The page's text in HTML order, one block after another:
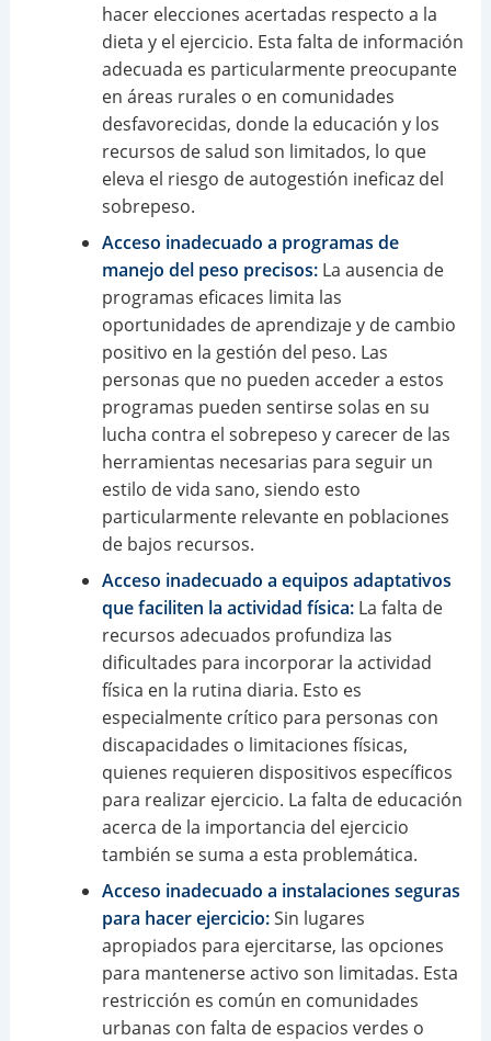
hacer elecciones acertadas respecto a la
dieta y el ejercicio. Esta falta de información
adecuada es particularmente preocupante
en áreas rurales o en comunidades
desfavorecidas, donde la educación y los
recursos de salud son limitados, lo que
eleva el riesgo de autogestión ineficaz del
sobrepeso.
Acceso inadecuado a programas de
manejo del peso precisos:La ausencia de
programas eficaces limita las
oportunidades de aprendizaje y de cambio
positivo en la gestión del peso. Las
personas que no pueden acceder a estos
programas pueden sentirse solas en su
lucha contra el sobrepeso y carecer de las
herramientas necesarias para seguir un
estilo de vida sano, siendo esto
particularmente relevante en poblaciones
de bajos recursos.
Acceso inadecuado a equipos adaptativos
que faciliten la actividad física:La falta de
recursos adecuados profundiza las
dificultades para incorporar la actividad
física en la rutina diaria. Esto es
especialmente crítico para personas con
discapacidades o limitaciones físicas,
quienes requieren dispositivos específicos
para realizar ejercicio. La falta de educación
acerca de la importancia del ejercicio
también se suma a esta problemática.
Acceso inadecuado a instalaciones seguras
para hacer ejercicio:Sin lugares
apropiados para ejercitarse, las opciones
para mantenerse activo son limitadas. Esta
restricción es común en comunidades
urbanas con falta de espacios verdes o